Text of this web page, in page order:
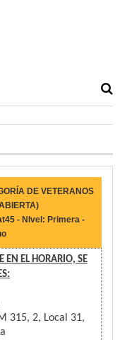
DE VETERANOS
- NIvel: Primera -
EN EL HORARIO, SE
315, 2, Local 31,